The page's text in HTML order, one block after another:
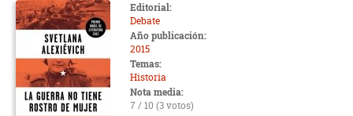
Editorial:
Debate
Año publicación:
2015
Temas:
Historia
Nota media:
7 / 10 (3 votos)